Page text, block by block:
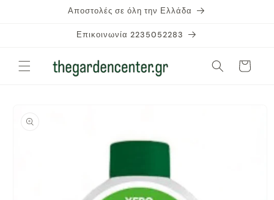
Αποστολές σε όλη την Ελλάδα
Επικοινωνία 2235052283
Καλάθι
πληροφορίες